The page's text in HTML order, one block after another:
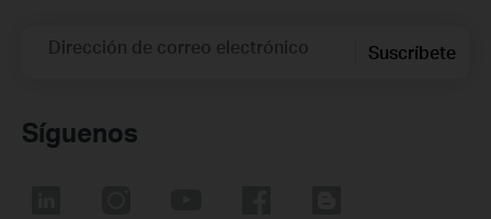
Dirección de correo electrónico Suscríbete
Síguenos